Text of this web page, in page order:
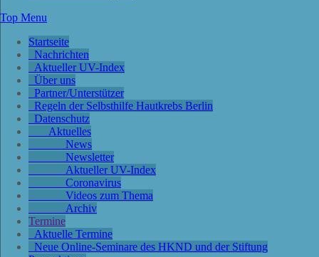
Top Menu
Startseite
Nachrichten
Aktueller UV-Index
Über uns
Partner/Unterstützer
Regeln der Selbsthilfe Hautkrebs Berlin
Datenschutz
Aktuelles
News
Newsletter
Aktueller UV-Index
Coronavirus
Videos zum Thema
Archiv
Termine
Aktuelle Termine
Neue Online-Seminare des HKND und der Stiftung